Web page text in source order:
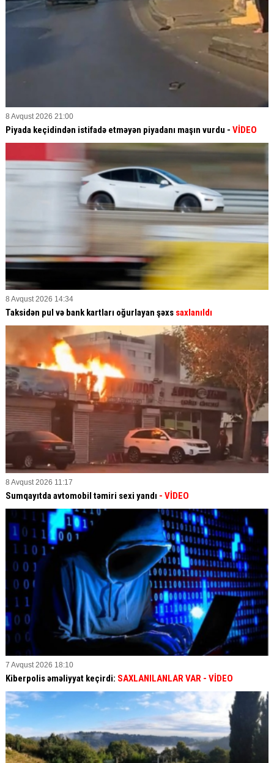
8 Avqust 2026 21:00
Piyada keçidindən istifadə etməyən piyadanı maşın vurdu - VİDEO
8 Avqust 2026 14:34
Taksidən pul və bank kartları oğurlayan şəxs saxlanıldı
8 Avqust 2026 11:17
Sumqayıtda avtomobil təmiri sexi yandı - VİDEO
7 Avqust 2026 18:10
Kiberpolis əməliyyat keçirdi: SAXLANILANLAR VAR - VİDEO